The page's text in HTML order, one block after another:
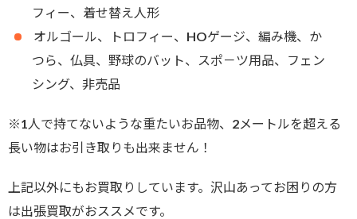
フィー、着せ替え人形
オルゴール、トロフィー、HOゲージ、編み機、か
つら、仏具、野球のバット、スポ－ツ用品、フェン
シング、非売品
※1人で持てないような重たいお品物、2メートルを超える
長い物はお引き取りも出来ません！
上記以外にもお買取りしています。沢山あってお困りの方
は出張買取がおススメです。